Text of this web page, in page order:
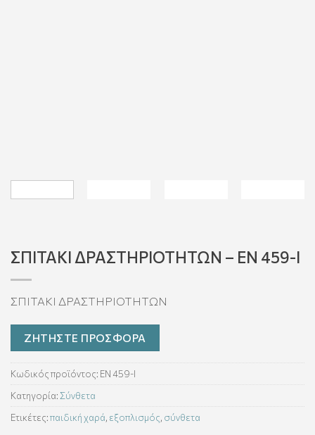
ΣΠΙΤΑΚΙ ΔΡΑΣΤΗΡΙΟΤΗΤΩΝ – EN 459-Ι
ΣΠΙΤΑΚΙ ΔΡΑΣΤΗΡΙΟΤΗΤΩΝ
ΖΗΤΗΣΤΕ ΠΡΟΣΦΟΡΑ
Κωδικός προϊόντος: EN 459-Ι
Κατηγορία: Σύνθετα
Ετικέτες:παιδική χαρά, εξοπλισμός, σύνθετα